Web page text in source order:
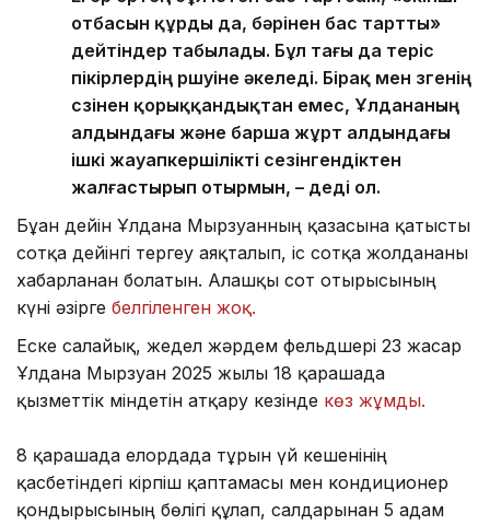
отбасын құрды да, бәрінен бас тартты»
дейтіндер табылады. Бұл тағы да теріс
пікірлердің өршуіне әкеледі. Бірақ мен өзгенің
сөзінен қорыққандықтан емес, Ұлдананың
алдындағы және барша жұрт алдындағы
ішкі жауапкершілікті сезінгендіктен
жалғастырып отырмын, – деді ол.
Бұған дейін Ұлдана Мырзуанның қазасына қатысты
сотқа дейінгі тергеу аяқталып, іс сотқа жолданғаны
хабарланған болатын. Алғашқы сот отырысының
күні әзірге белгіленген жоқ.
Еске салайық, жедел жәрдем фельдшері 23 жасар
Ұлдана Мырзуан 2025 жылғы 18 қарашада
қызметтік міндетін атқару кезінде көз жұмды.
8 қарашада елордада тұрғын үй кешенінің
қасбетіндегі кірпіш қаптамасы мен кондиционер
қондырғысының бөлігі құлап, салдарынан 5 адам